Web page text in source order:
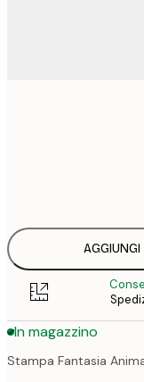
In magazzino
Stampa Fantasia